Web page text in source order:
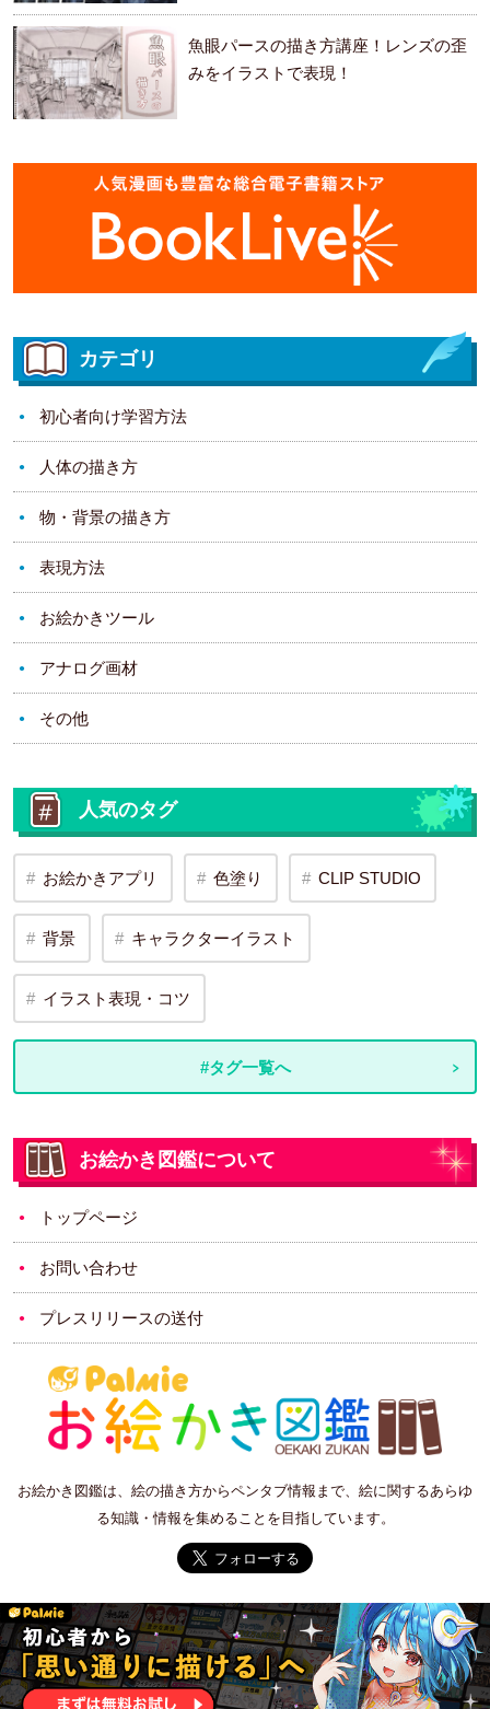
ます。
魚眼パースの描き方講座！レンズの歪
みをイラストで表現！
カテゴリ
初心者向け学習方法
人体の描き方
物・背景の描き方
表現方法
お絵かきツール
アナログ画材
その他
人気のタグ
お絵かきアプリ 色塗り CLIP STUDIO
背景 キャラクターイラスト
イラスト表現・コツ
#タグ一覧へ
お絵かき図鑑について
トップページ
お問い合わせ
プレスリリースの送付
お絵かき図鑑は、絵の描き方からペンタブ情報まで、絵に関するあらゆ
る知識・情報を集めることを目指しています。